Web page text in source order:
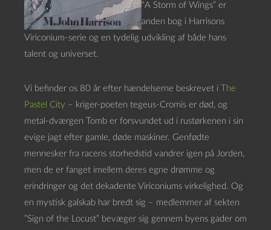
“A Storm of Wings” er
anden bog i Harrisons
Viriconium-serie og en tydelig udvikling af både hans
talent og universet.
Vi befinder os 80 år efter hændelserne beskrevet i
The
Pastel City – kriger-poeten tegeus-Cromis er død, og
metal-dværgen Tomb er forsvundet ud i rustørkenen i sin
evige jagt efter gamle, døde maskiner. Genfødte
mennesker fra racens storhedstid vandrer igen på Jorden,
men de er fanget imellem deres egne drømme og
erindringer og det dekadente Viriconiums virkelighed. Og
en mystisk galskab har bredt sig – medlemmer af sekten
”Sign of the Locust” bevæger sig gennem byens gader om